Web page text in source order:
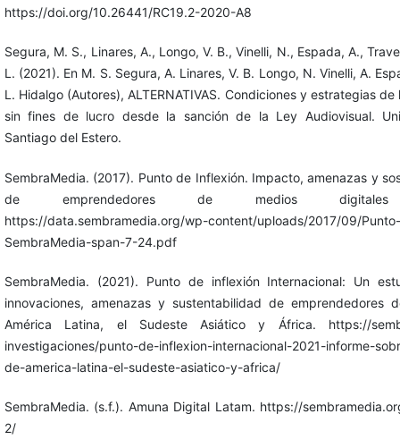
https://doi.org/10.26441/RC19.2-2020-A8
Segura, M. S., Linares, A., Longo, V. B., Vinelli, N., Espada, A.,
L. (2021). En M. S. Segura, A. Linares, V. B. Longo, N. Vinelli, A.
L. Hidalgo (Autores), ALTERNATIVAS. Condiciones y estrategias
sin fines de lucro desde la sanción de la Ley Audiovisual.
Santiago del Estero.
SembraMedia. (2017). Punto de Inflexión. Impacto, amenazas y
de emprendedores de medios digitales
https://data.sembramedia.org/wp-content/uploads/2017/09/
SembraMedia-span-7-24.pdf
SembraMedia. (2021). Punto de inflexión Internacional: Un
innovaciones, amenazas y sustentabilidad de emprendedores
América Latina, el Sudeste Asiático y África. https://
investigaciones/punto-de-inflexion-internacional-2021-informe-
de-america-latina-el-sudeste-asiatico-y-africa/
SembraMedia. (s.f.). Amuna Digital Latam. https://
2/